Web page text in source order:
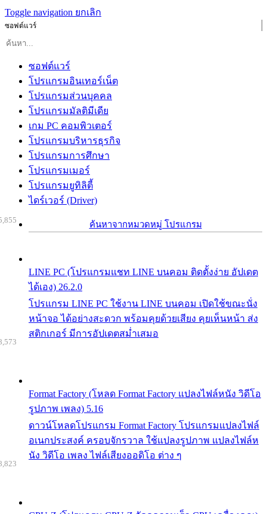
Toggle navigation ยกเลิก
ซอฟต์แวร์
ซอฟต์แวร์
โปรแกรมอินเทอร์เน็ต
โปรแกรมส่วนบุคคล
โปรแกรมมัลติมีเดีย
เกม PC คอมพิวเตอร์
โปรแกรมบริหารธุรกิจ
โปรแกรมการศึกษา
โปรแกรมเมอร์
โปรแกรมยูทิลิตี้
ไดร์เวอร์ (Driver)
ค้นหาจากหมวดหมู่ โปรแกรม
LINE PC (โปรแกรมแชท LINE บนคอม ติดตั้งง่าย อัปเดต
ได้เอง) 26.2.0
โปรแกรม LINE PC ใช้งาน LINE บนคอม เปิดใช้ขณะนั่ง
หน้าจอ ได้อย่างสะดวก พร้อมคุยด้วยเสียง คุยเห็นหน้า ส่ง
สติกเกอร์ มีการอัปเดตสม่ำเสมอ
Format Factory (โหลด Format Factory แปลงไฟล์หนัง วิดีโอ
รูปภาพ เพลง) 5.16
ดาวน์โหลดโปรแกรม Format Factory โปรแกรมแปลงไฟล์
อเนกประสงค์ ครอบจักรวาล ใช้แปลงรูปภาพ แปลงไฟล์ห
นัง วิดีโอ เพลง ไฟล์เสียงออดิโอ ต่าง ๆ